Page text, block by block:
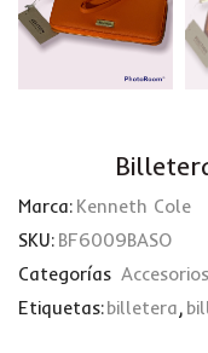
Marca: Kenneth Cole
SKU: BF6009BASO
Categorías Accesorios
Etiquetas:billetera,